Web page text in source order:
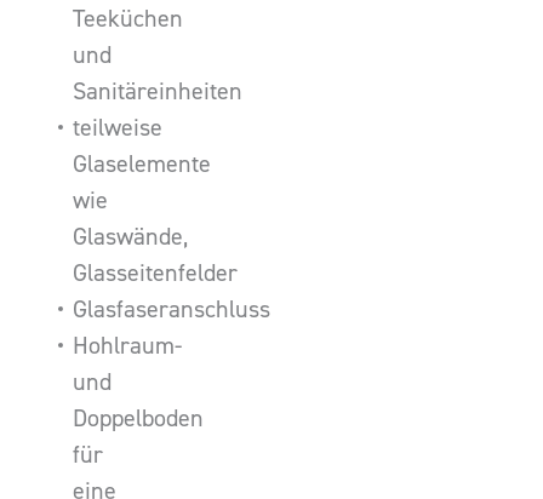
Teeküchen
und
Sanitäreinheiten
teilweise
Glaselemente
wie
Glaswände,
Glasseitenfelder
Glasfaseranschluss
Hohlraum-
und
Doppelboden
für
eine